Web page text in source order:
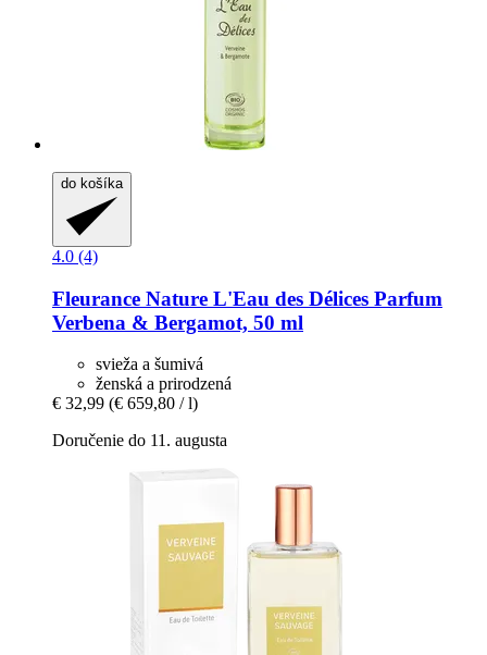
do košíka
4.0 (4)
Fleurance Nature L'Eau des Délices Parfum
Verbena & Bergamot, 50 ml
svieža a šumivá
ženská a prirodzená
€ 32,99 (€ 659,80 / l)
Doručenie do 11. augusta